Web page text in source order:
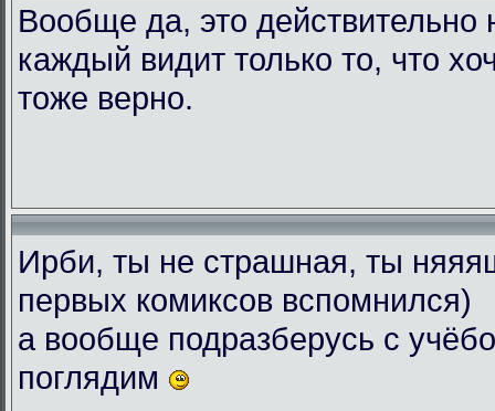
Вообще да, это действительно
каждый видит только то, что
тоже верно.
Ирби, ты не страшная, ты
первых комиксов вспомнился)
а вообще подразберусь с
поглядим